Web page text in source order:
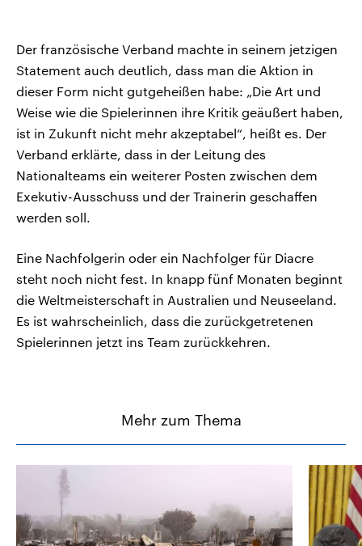
Der französische Verband machte in seinem jetzigen
Statement auch deutlich, dass man die Aktion in
dieser Form nicht gutgeheißen habe: „Die Art und
Weise wie die Spielerinnen ihre Kritik geäußert haben,
ist in Zukunft nicht mehr akzeptabel“, heißt es. Der
Verband erklärte, dass in der Leitung des
Nationalteams ein weiterer Posten zwischen dem
Exekutiv-Ausschuss und der Trainerin geschaffen
werden soll.
Eine Nachfolgerin oder ein Nachfolger für Diacre
steht noch nicht fest. In knapp fünf Monaten beginnt
die Weltmeisterschaft in Australien und Neuseeland.
Es ist wahrscheinlich, dass die zurückgetretenen
Spielerinnen jetzt ins Team zurückkehren.
Mehr zum Thema